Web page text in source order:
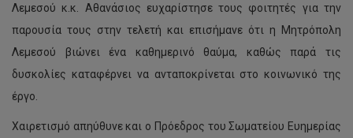
Λεμεσού κ.κ. Αθανάσιος ευχαρίστησε τους φοιτητές για την
παρουσία τους στην τελετή και επισήμανε ότι η Μητρόπολη
Λεμεσού βιώνει ένα καθημερινό θαύμα, καθώς παρά τις
δυσκολίες καταφέρνει να ανταποκρίνεται στο κοινωνικό της
έργο.
Χαιρετισμό απηύθυνε και ο Πρόεδρος του Σωματείου Ευημερίας